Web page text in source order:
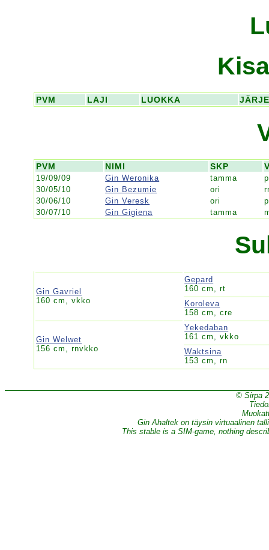
PVM LAJI LUOKKA
PVM NIMI SKP
19/09/09 Gin Weronika tamma
30/05/10
Gin Bezumie ori
30/06/10
Gin Veresk ori
30/07/10
Gin Gigiena tamma
Gin Gavriel
160 cm, vkko
Gepard
160 cm, rt
Koroleva
158 cm, cre
Gin Welwet
156 cm, rnvkko
Yekedaban
161 cm, vkko
Waktsina
153 cm, rn
© Sirpa
Gin Ahaltek on täysin virtuaalinen
This stable is a SIM-game, nothing